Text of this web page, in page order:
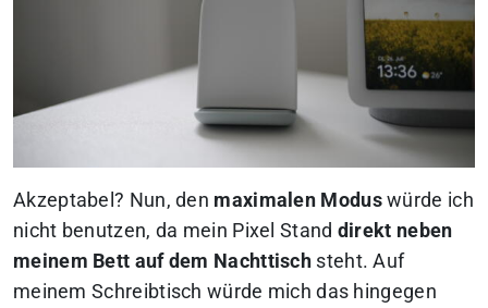
Akzeptabel? Nun, den maximalen Moduswürde ich
nicht benutzen, da mein Pixel Stand direkt neben
meinem Bett auf dem Nachttisch steht. Auf
meinem Schreibtisch würde mich das hingegen